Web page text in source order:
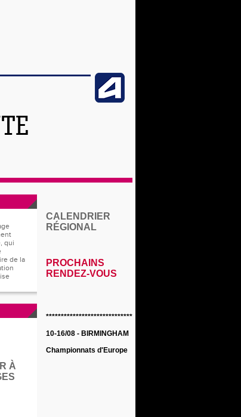
qui
de la
À
CALENDRIER
RÉGIONAL
PROCHAINS
RENDEZ-VOUS
********************************
10-16/08 - BIRMINGHAM
Championnats d'Europe